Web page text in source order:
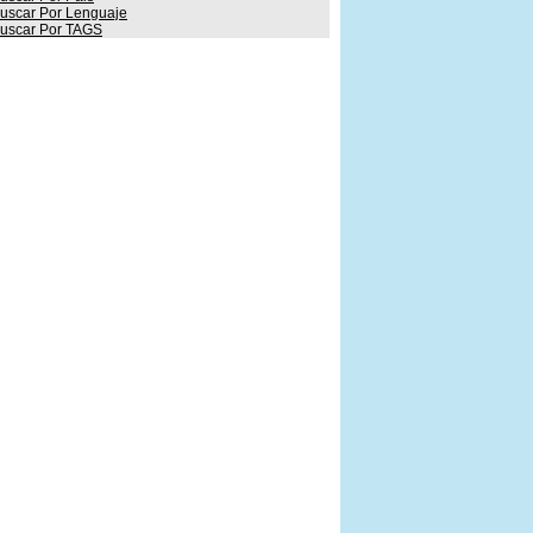
Por Lenguaje
Por TAGS